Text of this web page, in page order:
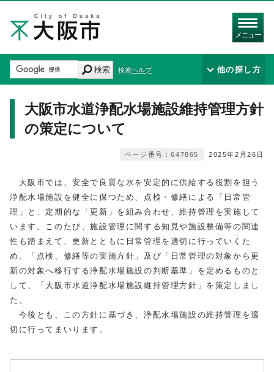
メニュー
検索 検索ヘルプ 他の探し方
大阪市水道浄配水場施設維持管理方針
の策定について
2025年2月26日
ページ番号：647865
大阪市では、安全で良質な水を安定的に供給する役割を担う
浄配水場施設を健全に保つため、点検・修繕による「日常管
理」と、定期的な「更新」を組み合わせ、維持管理を実施して
います。このたび、施設管理に関する知見や施設整備等の関連
性も踏まえて、更新とともに日常管理を適切に行っていくた
め、「点検、修繕等の実施方針」及び「日常管理の対象から更
新の対象へ移行する浄配水場施設の判断基準」を定めるものと
して、「大阪市水道浄配水場施設維持管理方針」を策定しまし
た。
今後とも、この方針に基づき、浄配水場施設の維持管理を適
切に行ってまいります。